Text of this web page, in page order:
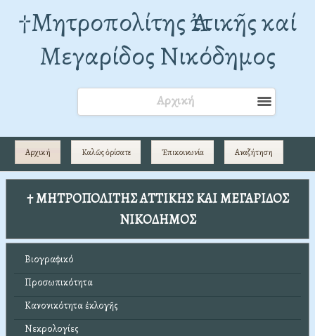
†Mητροπολίτης Ἀττικῆς καί
Μεγαρίδος Νικόδημος
Αρχική
Αρχική Καλῶς ὁρίσατε Ἐπικοινωνία Αναζήτηση
† ΜΗΤΡΟΠΟΛΙΤΗΣ ΑΤΤΙΚΗΣ ΚΑΙ ΜΕΓΑΡΙΔΟΣ
ΝΙΚΟΔΗΜΟΣ
Βιογραφικό
Προσωπικότητα
Κανονικότητα ἐκλογῆς
Νεκρολογίες